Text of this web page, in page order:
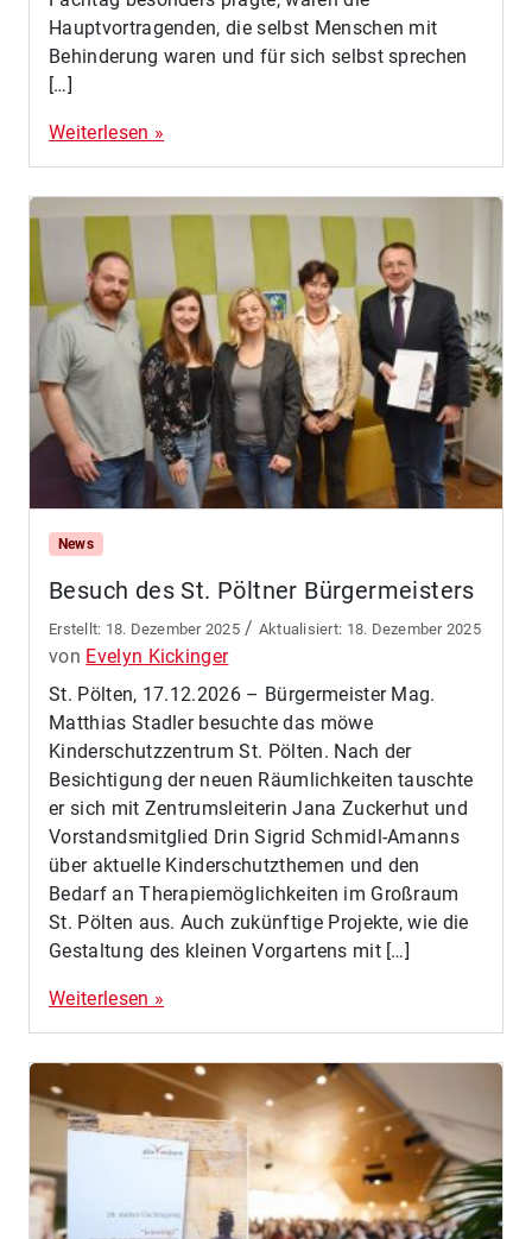
Hauptvortragenden, die selbst Menschen mit
Behinderung waren und für sich selbst sprechen
[…]
Weiterlesen »
News
Besuch des St. Pöltner Bürgermeisters
18. Dezember 2025 / 18. Dezember 2025
von Evelyn Kickinger
St. Pölten, 17.12.2026 – Bürgermeister Mag.
Matthias Stadler besuchte das möwe
Kinderschutzzentrum St. Pölten. Nach der
Besichtigung der neuen Räumlichkeiten tauschte
er sich mit Zentrumsleiterin Jana Zuckerhut und
Vorstandsmitglied Drin Sigrid Schmidl-Amanns
über aktuelle Kinderschutzthemen und den
Bedarf an Therapiemöglichkeiten im Großraum
St. Pölten aus. Auch zukünftige Projekte, wie die
Gestaltung des kleinen Vorgartens mit […]
Weiterlesen »